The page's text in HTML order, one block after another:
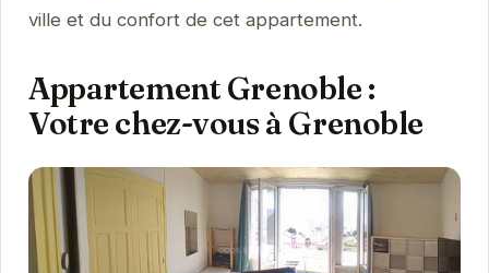
ville et du confort de cet appartement.
Appartement Grenoble :
Votre chez-vous à Grenoble